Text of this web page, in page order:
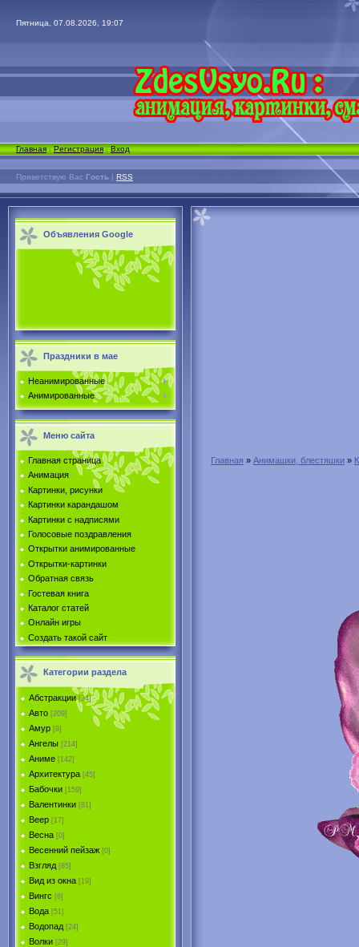
Пятница, 07.08.2026, 19:07
Главная|Регистрация|Вход
Приветствую Вас Гость | RSS
Объявления Google
Праздники в мае
Неанимированные
Анимированные
Меню сайта
Главная страница
Анимация
Картинки, рисунки
Картинки карандашом
Картинки с надписями
Голосовые поздравления
Открытки анимированные
Открытки-картинки
Обратная связь
Гостевая книга
Каталог статей
Онлайн игры
Создать такой сайт
Категории раздела
Абстракции [34]
Авто [209]
Амур [9]
Ангелы [214]
Аниме [142]
Архитектура [45]
Бабочки [159]
Валентинки [81]
Веер [17]
Весна [0]
Весенний пейзаж [0]
Взгляд [85]
Вид из окна [19]
Вингс [6]
Вода [51]
Водопад [24]
Волки [29]
Главная » Анимашки, блестяшки »